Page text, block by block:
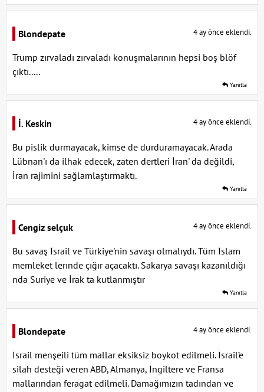
Blondepate 4 ay önce eklendi.
Trump zırvaladı zırvaladı konuşmalarının hepsi boş blöf
çıktı.....
Yanıtla
İ. Keskin 4 ay önce eklendi.
Bu pislik durmayacak, kimse de durduramayacak. Arada
Lübnan'ı da ilhak edecek, zaten dertleri İran' da değildi,
İran rajimini sağlamlaştırmaktı.
Yanıtla
Cengiz selçuk 4 ay önce eklendi.
Bu savaş İsrail ve Türkiye'nin savaşı olmalıydı. Tüm İslam
memleket lerınde çığır açacaktı. Sakarya savaşı kazanıldığı
nda Suriye ve İrak ta kutlanmıştır
Yanıtla
Blondepate 4 ay önce eklendi.
İsrail menşeili tüm mallar eksiksiz boykot edilmeli. İsrail’e
silah desteği veren ABD, Almanya, İngiltere ve Fransa
mallarından feragat edilmeli. Damağımızın tadından ve